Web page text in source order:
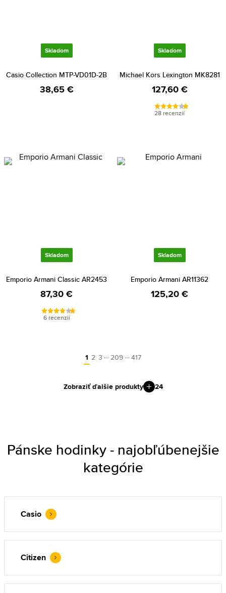
Skladom
Casio Collection MTP-VD01D-2B
38,65 €
Skladom
Michael Kors Lexington MK8281
127,60 €
28 recenzií
Skladom
Emporio Armani Classic AR2453
87,30 €
6 recenzií
Skladom
Emporio Armani AR11362
125,20 €
1 2 3 … 209 … 417
Zobraziť ďalšie produkty 24
Pánske hodinky - najobľúbenejšie
kategórie
Casio
Citizen